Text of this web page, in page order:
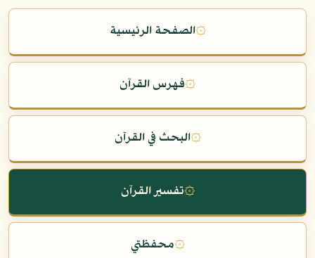
۞الصفحة الرئيسية
۞فهرس القرآن
۞البحث في القرآن
۞تفسير القرآن
۞محفظتي